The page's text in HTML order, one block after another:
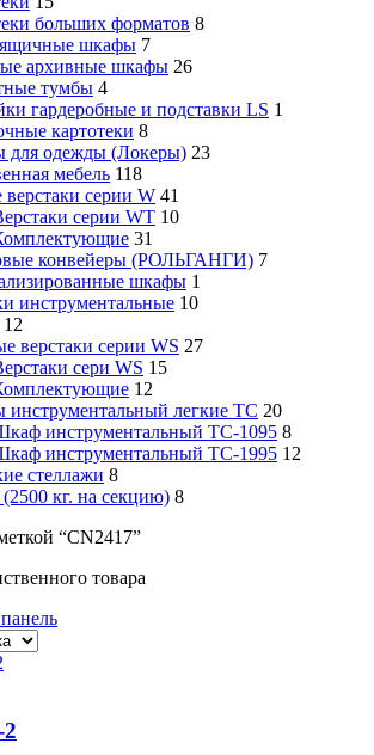
больших форматов 8
шкафы 7
архивные шкафы 26
тумбы 4
гардеробные и подставки LS 1
картотеки 8
одежды (Локеры) 23
мебель 118
верстаки серии W 41
серии WT 10
31
конвейеры (РОЛЬГАНГИ) 7
шкафы 1
инструментальные 10
12
верстаки серии WS 27
сери WS 15
12
легкие ТС 20
инструментальный TC-1095 8
инструментальный TC-1995 12
стеллажи 8
кг. на секцию) 8
“CN2417”
товара